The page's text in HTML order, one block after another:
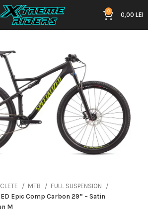
0 0,00LEI
MTB
FULL SUSPENSION
Epic Comp Carbon 29” – Satin
M